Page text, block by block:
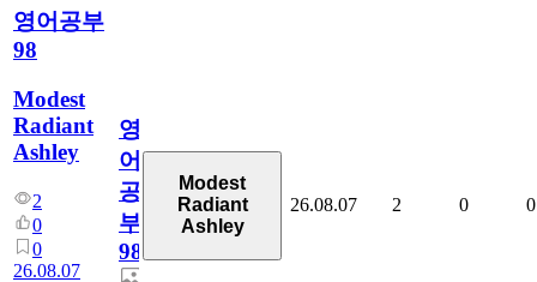
영어공부
98
Modest
Radiant
Ashley
2
0
0
26.08.07
영
어
공
부
98
Modest
Radiant
Ashley
26.08.07 2 0 0